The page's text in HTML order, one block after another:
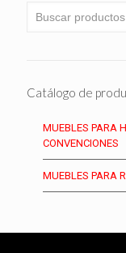
Catálogo de
MUEBLES PARA
CONVENCIONES
MUEBLES PARA